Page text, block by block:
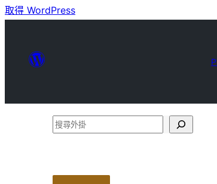
取得 WordPress
搜
掛